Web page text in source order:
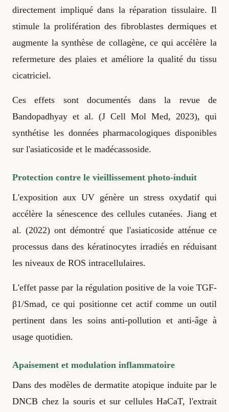
directement impliqué dans la réparation tissulaire. Il
stimule la prolifération des fibroblastes dermiques et
augmente la synthèse de collagène, ce qui accélère la
refermeture des plaies et améliore la qualité du tissu
cicatriciel.
Ces effets sont documentés dans la revue de
Bandopadhyay et al. (J Cell Mol Med, 2023), qui
synthétise les données pharmacologiques disponibles
sur l'asiaticoside et le madécassoside.
Protection contre le vieillissement photo-induit
L'exposition aux UV génère un stress oxydatif qui
accélère la sénescence des cellules cutanées. Jiang et
al. (2022) ont démontré que l'asiaticoside atténue ce
processus dans des kératinocytes irradiés en réduisant
les niveaux de ROS intracellulaires.
L'effet passe par la régulation positive de la voie TGF-
β1/Smad, ce qui positionne cet actif comme un outil
pertinent dans les soins anti-pollution et anti-âge à
usage quotidien.
Apaisement et modulation inflammatoire
Dans des modèles de dermatite atopique induite par le
DNCB chez la souris et sur cellules HaCaT, l'extrait